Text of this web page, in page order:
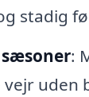
stadig
:
uden